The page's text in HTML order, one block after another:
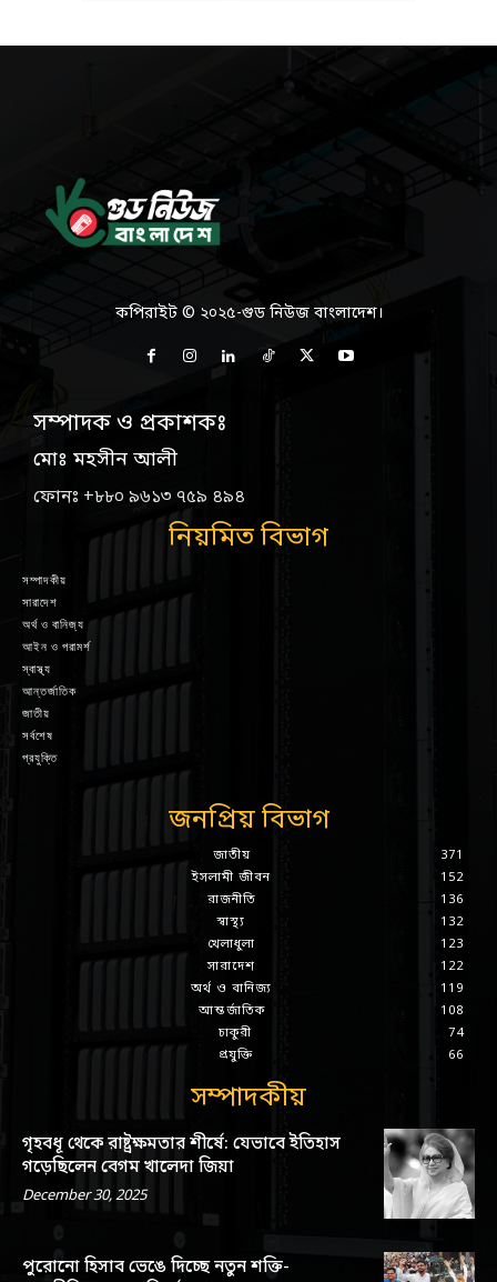
কপিরাইট © ২০২৫-গুড নিউজ বাংলাদেশ।
সম্পাদক ও প্রকাশকঃ
মোঃ মহসীন আলী
ফোনঃ +৮৮০ ৯৬১৩ ৭৫৯ ৪৯৪
নিয়মিত বিভাগ
সম্পাদকীয়
সারাদেশ
অর্থ ও বানিজ্য
আইন ও পরামর্শ
স্বাস্থ্য
আন্তর্জাতিক
জাতীয়
সর্বশেষ
প্রযুক্তি
জনপ্রিয় বিভাগ
জাতীয়
371
ইসলামী জীবন
152
রাজনীতি
136
স্বাস্থ্য
132
খেলাধুলা
123
সারাদেশ
122
অর্থ ও বানিজ্য
119
আন্তর্জাতিক
108
চাকুরী
74
প্রযুক্তি
66
সম্পাদকীয়
গৃহবধূ থেকে রাষ্ট্রক্ষমতার শীর্ষে: যেভাবে ইতিহাস
গড়েছিলেন বেগম খালেদা জিয়া
December 30, 2025
পুরোনো হিসাব ভেঙে দিচ্ছে নতুন শক্তি-